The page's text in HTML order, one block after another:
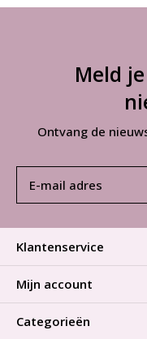
Meld
Ontvang de
Klantenservice
Mijn account
Categorieën